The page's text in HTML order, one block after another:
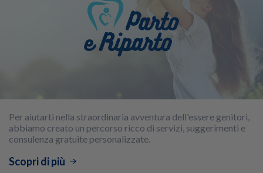
Per aiutarti nella straordinaria avventura dell'essere genitori,
abbiamo creato un percorso ricco di servizi, suggerimenti e
consulenza gratuite personalizzate.
Scopri di più